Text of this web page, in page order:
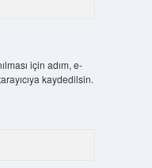
için adım, e-
kaydedilsin.